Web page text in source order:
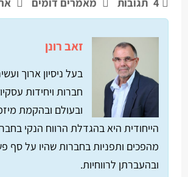
זאב רונן
בעל ניסיון ארוך
חברות ויחידות
ובעולם ובהקמת
הייחודית היא בהגדלת הרווח הנקי
מהפכים ותפניות בחברות שהיו על סף
ובהעברתן לרווחיות.